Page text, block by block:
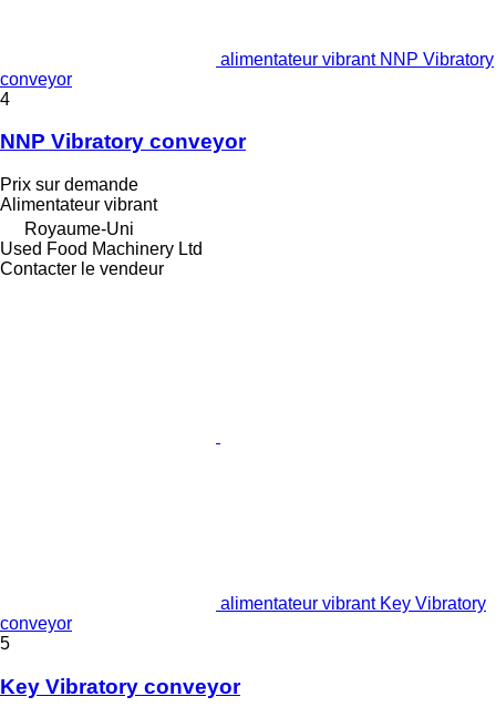
alimentateur vibrant NNP Vibratory
conveyor
4
NNP Vibratory conveyor
Prix sur demande
Alimentateur vibrant
Royaume-Uni
Used Food Machinery Ltd
Contacter le vendeur
alimentateur vibrant Key Vibratory
conveyor
5
Key Vibratory conveyor